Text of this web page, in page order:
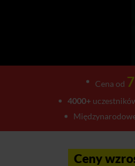
Cena od
4000+
Ceny